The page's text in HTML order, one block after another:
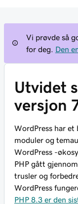
Vi prøvde så
for deg.
Den
Utvidet
versjon
WordPress har et
moduler og
WordPress -
PHP gått
trusler og
WordPress
PHP 8.3 er den